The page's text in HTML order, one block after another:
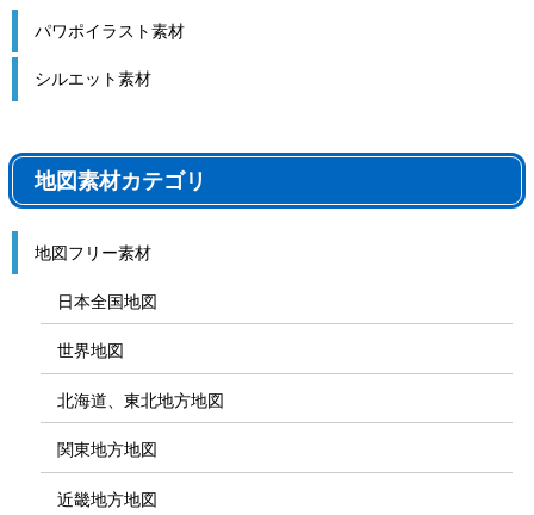
パワポイラスト素材
シルエット素材
地図素材カテゴリ
地図フリー素材
日本全国地図
世界地図
北海道、東北地方地図
関東地方地図
近畿地方地図